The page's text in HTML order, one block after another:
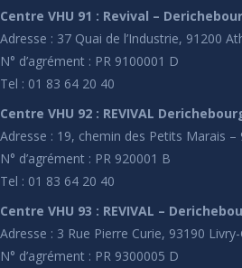
Centre VHU 91 : Revival –
Adresse : 37 Quai de l’Industrie, 91200
N° d’agrément : PR 9100001 D
Tel : 01 83 64 20 40
Centre VHU 92 : REVIVAL
Adresse : 19, chemin des Petits Marais –
N° d’agrément : PR 920001 B
Tel : 01 83 64 20 40
Centre VHU 93 : REVIVAL –
Adresse : 3 Rue Pierre Curie, 93190
N° d’agrément : PR 9300005 D